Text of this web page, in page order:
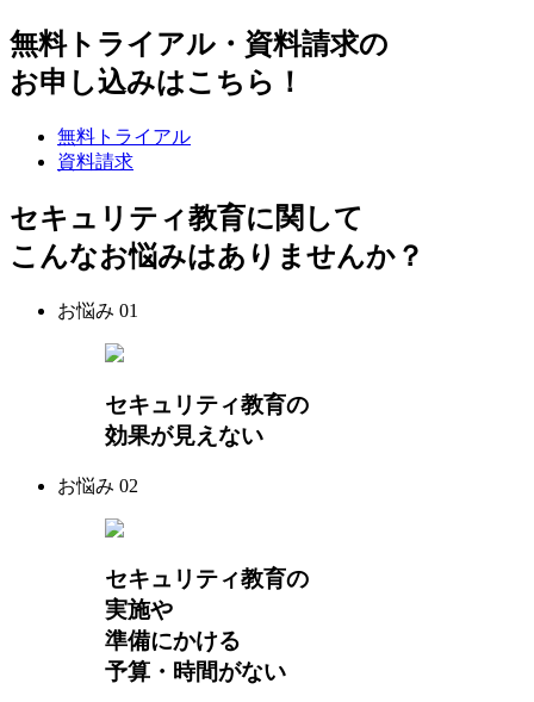
無料トライアル・資料請求の
お申し込みはこちら！
無料トライアル
資料請求
セキュリティ教育に関して
こんなお悩みはありませんか？
お悩み 01
セキュリティ教育の
効果が見えない
お悩み 02
セキュリティ教育の
実施や
準備にかける
予算・時間がない